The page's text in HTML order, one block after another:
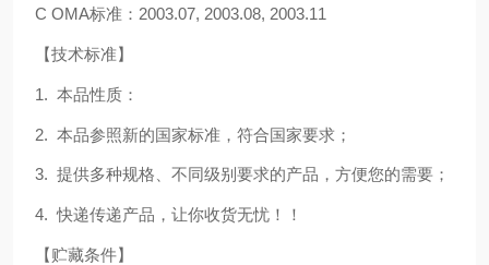
C OMA标准：2003.07, 2003.08, 2003.11
【技术标准】
1. 本品性质：
2. 本品参照新的国家标准，符合国家要求；
3. 提供多种规格、不同级别要求的产品，方便您的需要；
4. 快递传递产品，让你收货无忧！！
【贮藏条件】